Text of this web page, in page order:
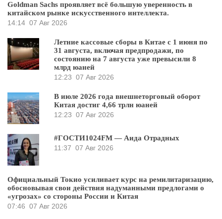
Goldman Sachs проявляет всё большую уверенность в
китайском рынке искусственного интеллекта.
14:14 07 Авг 2026
Летние кассовые сборы в Китае с 1 июня по
31 августа, включая предпродажи, по
состоянию на 7 августа уже превысили 8
млрд юаней
12:23 07 Авг 2026
В июле 2026 года внешнеторговый оборот
Китая достиг 4,66 трлн юаней
12:23 07 Авг 2026
#ГОСТИ1024FM — Аида Отрадных
11:37 07 Авг 2026
Официальный Токио усиливает курс на ремилитаризацию,
обосновывая свои действия надуманными предлогами о
«угрозах» со стороны России и Китая
07:46 07 Авг 2026